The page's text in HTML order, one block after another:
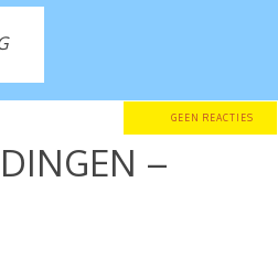
GEEN REACTIES
–